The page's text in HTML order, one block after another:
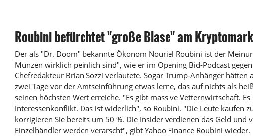
Roubini befürchtet "große Blase" am
Der als "Dr. Doom" bekannte Ökonom Nouriel Roubini ist der
Münzen wirklich peinlich sind", wie er im Opening Bid-Podcast
Chefredakteur Brian Sozzi verlautete. Sogar Trump-Anhänger hätten
zwei Tage vor der Amtseinführung etwas lerne, das auf nichts als
seinen höchsten Wert erreiche. "Es gibt massive Vetternwirtschaft.
Interessenkonflikt. Das ist widerlich", so Roubini. "Die Leute kaufen
korrigieren Sie bereits um 50 %. Die Insider verdienen das Geld und
Einzelhändler werden verarscht", gibt Yahoo Finance Roubini wieder.